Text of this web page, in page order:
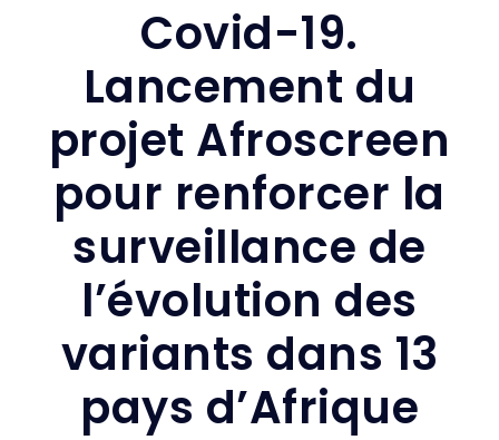
Covid-19.
Lancement du
projet Afroscreen
pour renforcer la
surveillance de
l’évolution des
variants dans 13
pays d’Afrique